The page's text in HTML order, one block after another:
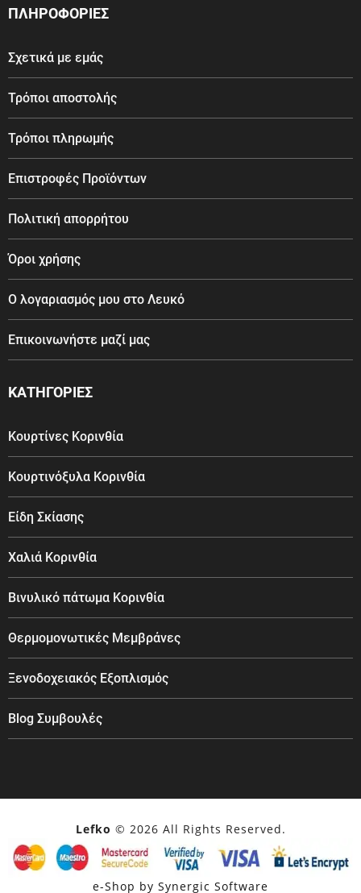
ΠΛΗΡΟΦΟΡΙΕΣ
Σχετικά με εμάς
Τρόποι αποστολής
Τρόποι πληρωμής
Επιστροφές Προϊόντων
Πολιτική απορρήτου
Όροι χρήσης
Ο λογαριασμός μου στο Λευκό
Επικοινωνήστε μαζί μας
ΚΑΤΗΓΟΡΙΕΣ
Κουρτίνες Κορινθία
Κουρτινόξυλα Κορινθία
Είδη Σκίασης
Χαλιά Κορινθία
Βινυλικό πάτωμα Κορινθία
Θερμομονωτικές Μεμβράνες
Ξενοδοχειακός Εξοπλισμός
Blog Συμβουλές
Lefko © 2026 All Rights Reserved.
e-Shop by Synergic Software